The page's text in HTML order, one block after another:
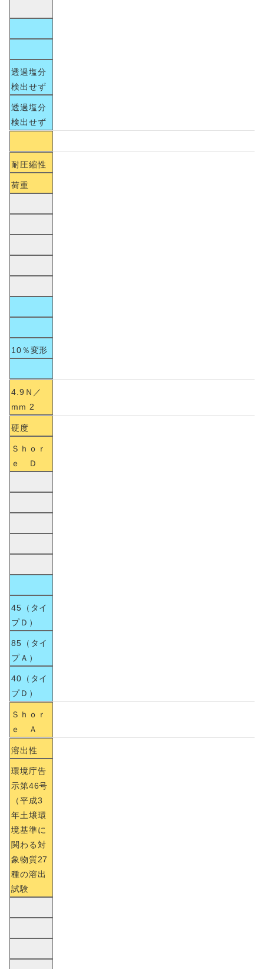
透過塩分
検出せず
透過塩分
検出せず
耐圧縮性
荷重
10％変形
4.9Ｎ／
mm 2
硬度
Ｓｈｏｒ
ｅ Ｄ
45（タイ
プＤ）
85（タイ
プＡ）
40（タイ
プＤ）
Ｓｈｏｒ
ｅ Ａ
溶出性
環境庁告
示第46号
（平成3
年土壌環
境基準に
関わる対
象物質27
種の溶出
試験